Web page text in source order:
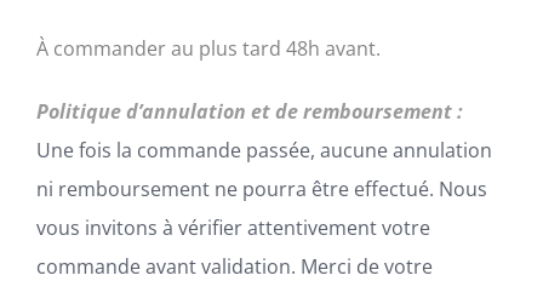
À commander au plus tard 48h avant.
Politique d’annulation et de remboursement :
Une fois la commande passée, aucune annulation
ni remboursement ne pourra être effectué. Nous
vous invitons à vérifier attentivement votre
commande avant validation. Merci de votre